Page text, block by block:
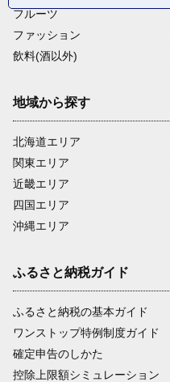
フルーツ
ファッション
飲料(酒以外)
地域から探す
北海道エリア
関東エリア
近畿エリア
四国エリア
沖縄エリア
ふるさと納税ガイド
ふるさと納税の基本ガイド
ワンストップ特例制度ガイド
確定申告のしかた
控除上限額シミュレーション